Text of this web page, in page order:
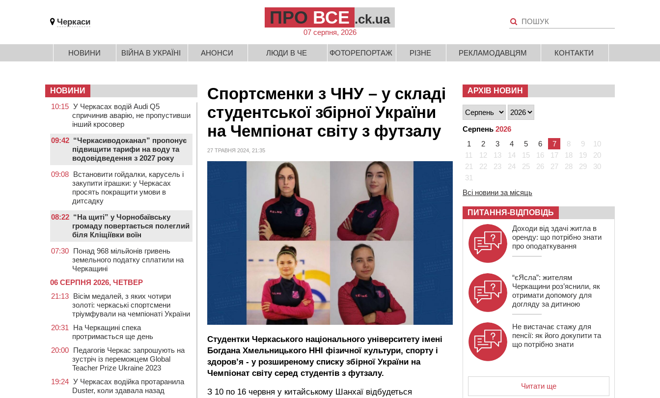
Черкаси ПРО ВСЕ .ck.ua
07 серпня, 2026
НОВИНИ ВІЙНА В УКРАЇНІ АНОНСИ ЛЮДИ В ЧЕ ФОТОРЕПОРТАЖ РІЗНЕ РЕКЛАМОДАВЦЯМ КОНТАКТИ
Спортсменки з ЧНУ – у складі
студентської збірної України
на Чемпіонат світу з футзалу
27 ТРАВНЯ 2024, 21:35
Студентки Черкаського національного університету імені
Богдана Хмельницького ННІ фізичної культури, спорту і
здоровʼя - у розширеному списку збірної України на
Чемпіонат світу серед студентів з футзалу.
З 10 по 16 червня у китайському Шанхаї відбудеться
НОВИНИ
10:15 У Черкасах водій Audi Q5
спричинив аварію, не пропустивши
інший кросовер
09:42 “Черкасиводоканал” пропонує
підвищити тарифи на воду та
водовідведення з 2027 року
09:08 Встановити гойдалки, карусель і
закупити іграшки: у Черкасах
просять покращити умови в
дитсадку
08:22 “На щиті” у Чорнобаївську
громаду повертається полеглий
біля Кліщіївки воїн
07:30 Понад 968 мільйонів гривень
земельного податку сплатили на
Черкащині
06 СЕРПНЯ 2026, ЧЕТВЕР
21:13 Вісім медалей, з яких чотири
золоті: черкаські спортсмени
тріумфували на чемпіонаті України
20:31
На Черкащині спека
протримається ще день
20:00 Педагогів Черкас запрошують на
зустріч із переможцем Global
Teacher Prize Ukraine 2023
19:24 У Черкасах водійка протаранила
Duster, коли здавала назад
АРХІВ НОВИН
Серпень 2026
1
2 3 4 5 6 7 8 9
10
11
12 13 14 15 16 17 18 19
20
21
22 23 24 25 26 27 28 29
30
31
Всі новини за місяць
ПИТАННЯ-ВІДПОВІДЬ
Доходи від здачі житла в
оренду: що потрібно знати
про оподаткування
“єЯсла”: жителям
Черкащини роз’яснили, як
отримати допомогу для
догляду за дитиною
Не вистачає стажу для
пенсії: як його докупити та
що потрібно знати
Читати ще